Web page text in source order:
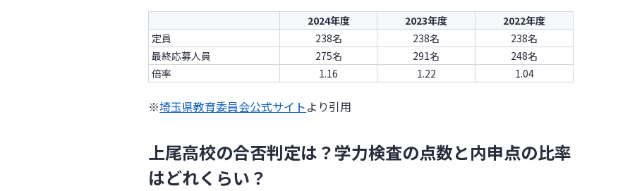
2024年度 2023年度
2022年度
定員
238名 238名
238名
最終応募人員
275名 291名
248名
倍率
1.16 1.22 1.04
※埼玉県教育委員会公式サイトより引用
上尾高校の合否判定は？学力検査の点数と内申点の比率
はどれくらい？